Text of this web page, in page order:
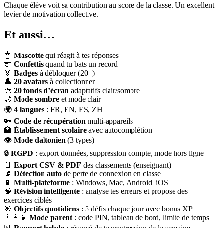
Chaque élève voit sa contribution au score de la classe. Un excellent
levier de motivation collective.
Et aussi…
🤖 Mascotte qui réagit à tes réponses
🎊 Confettis quand tu bats un record
🏅 Badges à débloquer (20+)
👤 20 avatars à collectionner
🎨 20 fonds d’écran adaptatifs clair/sombre
🌙 Mode sombre et mode clair
🌍 4 langues : FR, EN, ES, ZH
🔑 Code de récupération multi-appareils
🏫 Établissement scolaire avec autocomplétion
👁 Mode daltonien (3 types)
🔒 RGPD : export données, suppression compte, mode hors ligne
📄 Export CSV & PDF des classements (enseignant)
📡 Détection auto de perte de connexion en classe
📱 Multi-plateforme : Windows, Mac, Android, iOS
🧠 Révision intelligente : analyse tes erreurs et propose des
exercices ciblés
🎯 Objectifs quotidiens : 3 défis chaque jour avec bonus XP
👨‍👩‍👧 Mode parent : code PIN, tableau de bord, limite de temps